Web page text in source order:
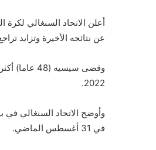
أعلن الاتحاد السنغالي
عن نتائجه الأخيرة وتزايد
وقضى
2022.
وأوضح الاتحاد السنغالي في
في 31 أغسطس الماضي.